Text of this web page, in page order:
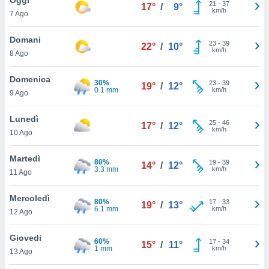
è
al sito
di
ci
di
il
un
la
nella
7 Ago
17° / 9° 21 - 37
km/h
Domani
8 Ago
22° / 10° 23- 39
km/h
Domenica
9 Ago
30%
0.1 mm
19° / 12° 23- 39
km/h
Lunedì
10 Ago
17° / 12° 25- 46
km/h
Martedì
11 Ago
80%
3.3 mm
14° / 12° 19- 39
km/h
Mercoledì
12 Ago
80%
6.1 mm
19° / 13° 17- 33
km/h
Giovedi
13 Ago
60%
1 mm
15° / 11° 17- 34
km/h